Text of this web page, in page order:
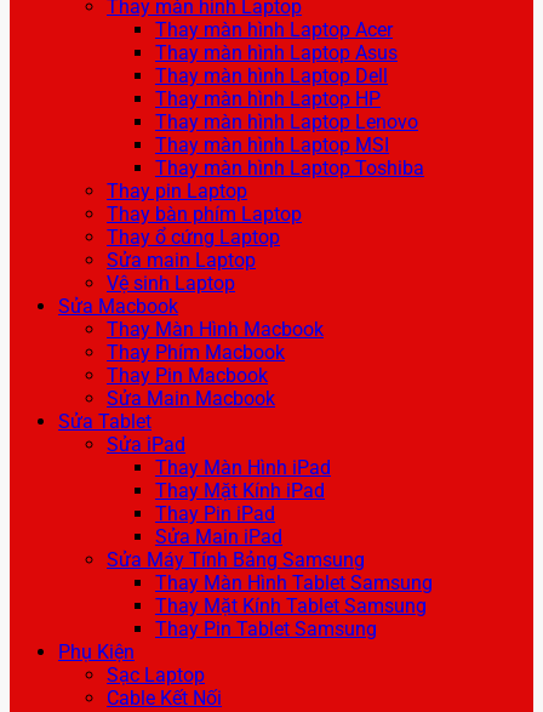
Thay màn hình Laptop
Thay màn hình Laptop Acer
Thay màn hình Laptop Asus
Thay màn hình Laptop Dell
Thay màn hình Laptop HP
Thay màn hình Laptop Lenovo
Thay màn hình Laptop MSI
Thay màn hình Laptop Toshiba
Thay pin Laptop
Thay bàn phím Laptop
Thay ổ cứng Laptop
Sửa main Laptop
Vệ sinh Laptop
Sửa Macbook
Thay Màn Hình Macbook
Thay Phím Macbook
Thay Pin Macbook
Sửa Main Macbook
Sửa Tablet
Sửa iPad
Thay Màn Hình iPad
Thay Mặt Kính iPad
Thay Pin iPad
Sửa Main iPad
Sửa Máy Tính Bảng Samsung
Thay Màn Hình Tablet Samsung
Thay Mặt Kính Tablet Samsung
Thay Pin Tablet Samsung
Phụ Kiện
Sạc Laptop
Cable Kết Nối